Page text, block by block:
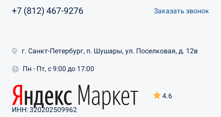
+7 (812) 467-9276 Заказать звонок
4.6
г. Санкт-Петербург, п. Шушары, ул. Поселковая, д. 12в
Пн - Пт, с 9:00 до 17:00
ИНН: 320202509962